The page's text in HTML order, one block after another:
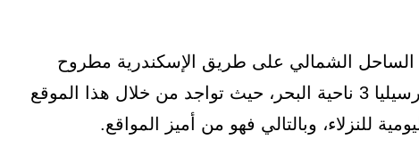
الساحل الشمالي على طريق الإسكندرية مطروح
الصحراوي بالتحديد في الكيلو 70 بالقرب من مارسيليا 3 ناحية البحر، حيث تواجد من خلال هذا الموقع
للنزلاء، وبالتالي فهو من أميز المواقع.